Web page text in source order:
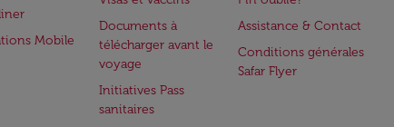
Mobile
Documents à
télécharger avant le
voyage
Initiatives Pass
sanitaires
Assistance & Contact
Conditions générales
Safar Flyer